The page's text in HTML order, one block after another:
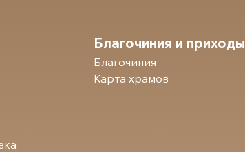
Благочиния и приходы
Благочиния
Карта храмов